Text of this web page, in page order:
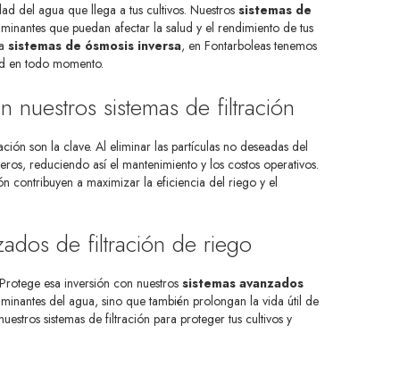
del agua que llega a tus cultivos. Nuestros sistemas de
que puedan afectar la salud y el rendimiento de tus
sistemas de ósmosis inversa, en Fontarboleas tenemos
en todo momento.
sistemas de filtración
son la clave. Al eliminar las partículas no deseadas del
reduciendo así el mantenimiento y los costos operativos.
contribuyen a maximizar la eficiencia del riego y el
de filtración de riego
esa inversión con nuestros sistemas avanzados
del agua, sino que también prolongan la vida útil de
sistemas de filtración para proteger tus cultivos y